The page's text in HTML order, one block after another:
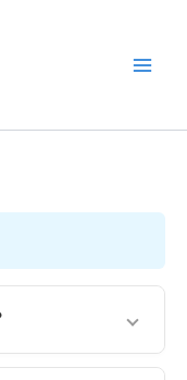
港的日元客戶買入